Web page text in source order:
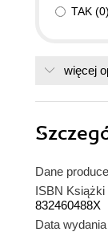
TAK (0)
więcej
Dane
ISBN
832460488X
Data